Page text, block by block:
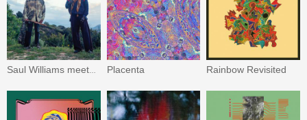
Placenta Rainbow Revisited